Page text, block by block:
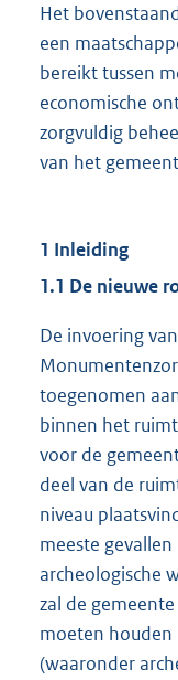
Het
een
bereikt tussen
economische
zorgvuldig
van het
1 Inleiding
1.1 De nieuwe
De invoering
toegenomen
binnen het
voor de
deel van de
niveau
meeste
archeologische
zal de
moeten houden
(waaronder